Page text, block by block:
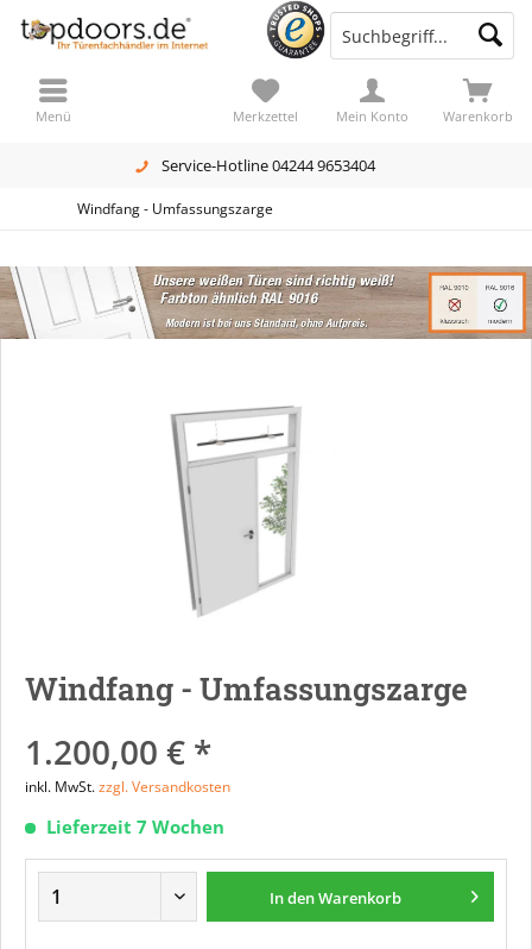
Service-Hotline 04244 9653404
Warenkorb
Merkzettel Mein Konto
Menü
Windfang - Umfassungszarge
Windfang - Umfassungszarge
1.200,00 € *
inkl. MwSt.zzgl. Versandkosten
Lieferzeit 7 Wochen
In denWarenkorb